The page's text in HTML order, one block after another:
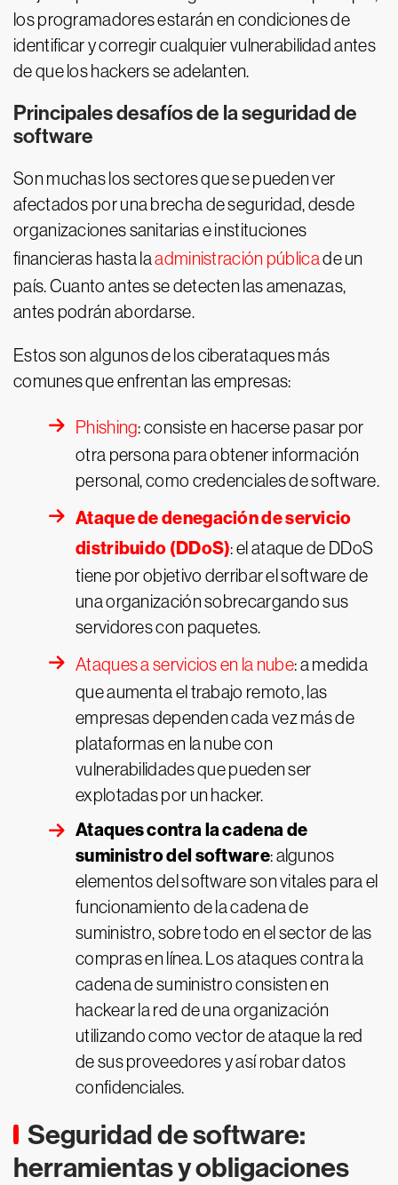
los programadores estarán en condiciones de
identificar y corregir cualquier vulnerabilidad antes
de que los hackers se adelanten.
Principales desafíos de la seguridad de
software
Son muchas los sectores que se pueden ver
afectados por una brecha de seguridad, desde
organizaciones sanitarias e instituciones
financieras hasta laadministración públicade un
país. Cuanto antes se detecten las amenazas,
antes podrán abordarse.
Estos son algunos de los ciberataques más
comunes que enfrentan las empresas:
Phishing: consiste en hacerse pasar por
otra persona para obtener información
personal, como credenciales de software.
Ataque de denegación de servicio
distribuido (DDoS): el ataque de DDoS
tiene por objetivo derribar el software de
una organización sobrecargando sus
servidores con paquetes.
Ataques a servicios en la nube: a medida
que aumenta el trabajo remoto, las
empresas dependen cada vez más de
plataformas en la nube con
vulnerabilidades que pueden ser
explotadas por un hacker.
Ataques contra la cadena de
suministro del software: algunos
elementos del software son vitales para el
funcionamiento de la cadena de
suministro, sobre todo en el sector de las
compras en línea. Los ataques contra la
cadena de suministro consisten en
hackear la red de una organización
utilizando como vector de ataque la red
de sus proveedores y así robar datos
confidenciales.
Seguridad de software:
herramientas y obligaciones